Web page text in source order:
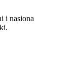
i nasiona